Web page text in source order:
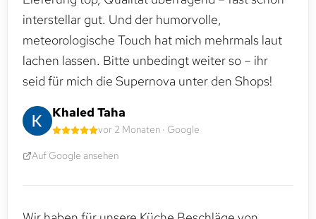
interstellar gut. Und der humorvolle,
meteorologische Touch hat mich mehrmals laut
lachen lassen. Bitte unbedingt weiter so – ihr
seid für mich die Supernova unter den Shops!
Khaled Taha
vor 2 Monaten · Google
Auf Google ansehen